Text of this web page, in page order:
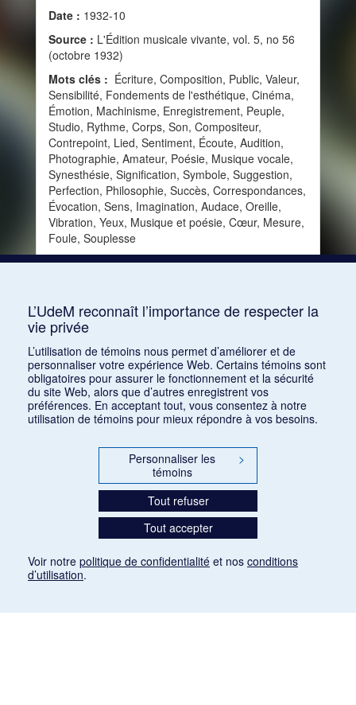
Date : 1932-10
Source : L'Édition musicale vivante, vol. 5, no 56
(octobre 1932)
Mots clés : Écriture, Composition, Public, Valeur,
Sensibilité, Fondements de l'esthétique, Cinéma,
Émotion, Machinisme, Enregistrement, Peuple,
Studio, Rythme, Corps, Son, Compositeur,
Contrepoint, Lied, Sentiment, Écoute, Audition,
Photographie, Amateur, Poésie, Musique vocale,
Synesthésie, Signification, Symbole, Suggestion,
Perfection, Philosophie, Succès, Correspondances,
Évocation, Sens, Imagination, Audace, Oreille,
Vibration, Yeux, Musique et poésie, Cœur, Mesure,
Foule, Souplesse
1 2
L’UdeM reconnaît l’importance de respecter la
vie privée
L’utilisation de témoins nous permet d’améliorer et de
personnaliser votre expérience Web. Certains témoins sont
obligatoires pour assurer le fonctionnement et la sécurité
du site Web, alors que d’autres enregistrent vos
préférences. En acceptant tout, vous consentez à notre
utilisation de témoins pour mieux répondre à vos besoins.
Personnaliser les
témoins
>
Tout refuser
Tout accepter
Voir notre politique de confidentialité et nos conditions
d’utilisation.